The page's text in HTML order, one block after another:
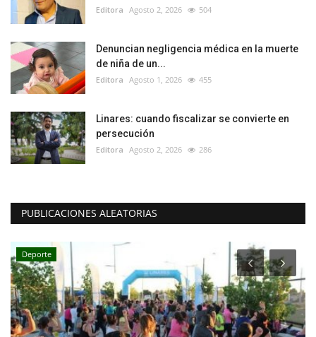
Editora Agosto 2, 2026 504
Denuncian negligencia médica en la muerte
de niña de un...
Editora Agosto 1, 2026 455
Linares: cuando fiscalizar se convierte en
persecución
Editora Agosto 2, 2026 286
PUBLICACIONES ALEATORIAS
Deporte